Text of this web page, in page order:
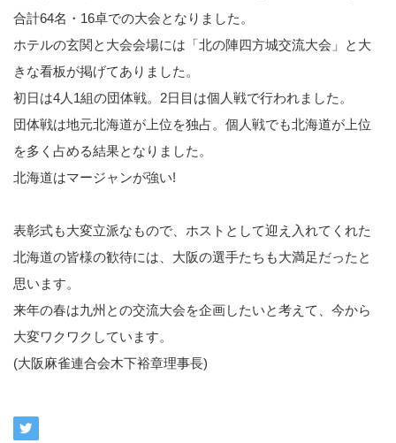
合計64名・16卓での大会となりました。
ホテルの玄関と大会会場には「北の陣四方城交流大会」と大
きな看板が掲げてありました。
初日は4人1組の団体戦。2日目は個人戦で行われました。
団体戦は地元北海道が上位を独占。個人戦でも北海道が上位
を多く占める結果となりました。
北海道はマージャンが強い!
表彰式も大変立派なもので、ホストとして迎え入れてくれた
北海道の皆様の歓待には、大阪の選手たちも大満足だったと
思います。
来年の春は九州との交流大会を企画したいと考えて、今から
大変ワクワクしています。
(大阪麻雀連合会木下裕章理事長)